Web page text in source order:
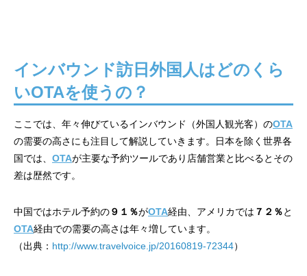
インバウンド訪日外国人はどのくら
いOTAを使うの？
ここでは、年々伸びているインバウンド（外国人観光客）のOTA
の需要の高さにも注目して解説していきます。日本を除く世界各
国では、 OTAが主要な予約ツールであり店舗営業と比べるとその
差は歴然です。
中国ではホテル予約の９１％がOTA経由、アメリカでは ７２％と
OTA経由での需要の高さは年々増しています。
（出典： http://www.travelvoice.jp/20160819-72344）